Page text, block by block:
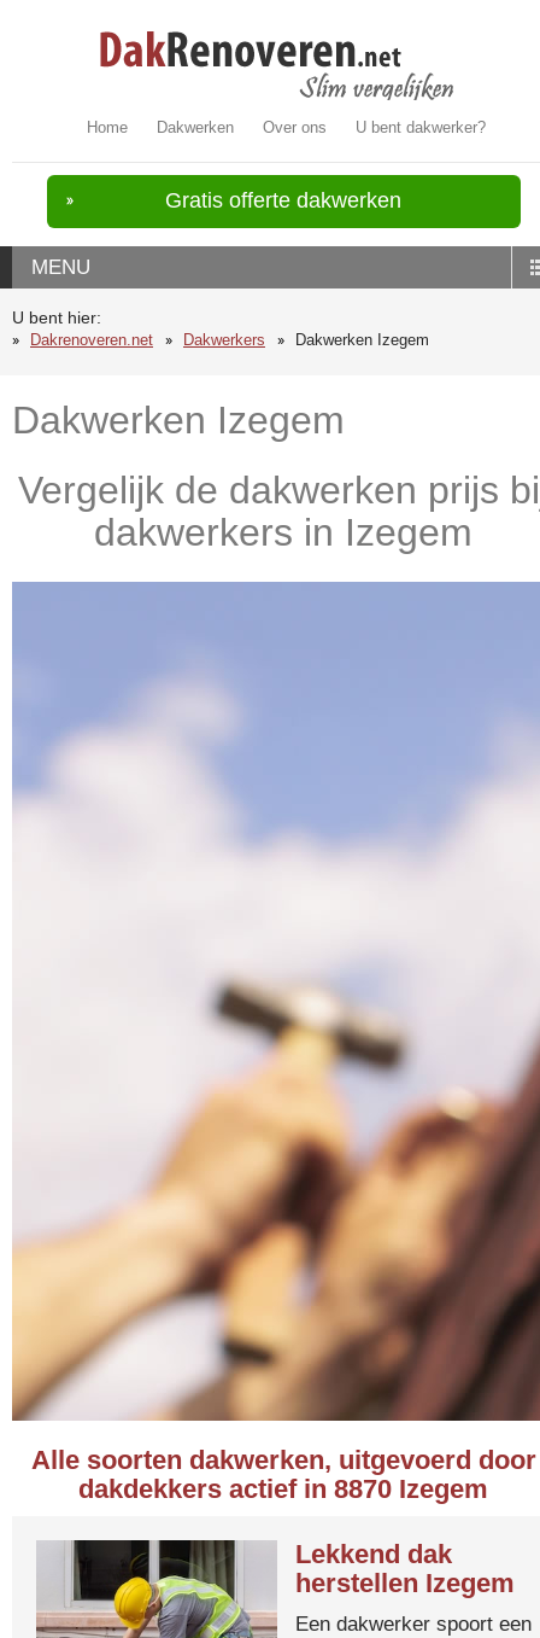
Home Dakwerken Over ons U bent dakwerker?
Gratis offerte dakwerken
MENU
U bent hier:
Dakrenoveren.net
Dakwerkers Dakwerken Izegem
Dakwerken Izegem
Vergelijk de dakwerken prijs
dakwerkers in Izegem
Alle soorten dakwerken, uitgevoerd door
dakdekkers actief in 8870 Izegem
Lekkend dak
herstellen Izegem
Een dakwerker spoort een